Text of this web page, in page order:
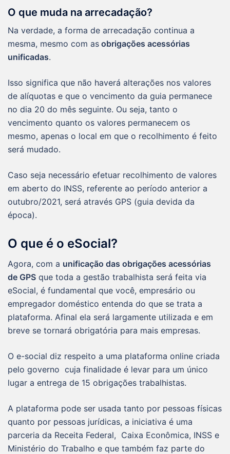
O que muda na arrecadação?
Na verdade, a forma de arrecadação continua a
mesma, mesmo com as obrigações acessórias
unificadas.
Isso significa que não haverá alterações nos valores
de alíquotas e que o vencimento da guia permanece
no dia 20 do mês seguinte. Ou seja, tanto o
vencimento quanto os valores permanecem os
mesmo, apenas o local em que o recolhimento é feito
será mudado.
Caso seja necessário efetuar recolhimento de valores
em aberto do INSS, referente ao período anterior a
outubro/2021, será através GPS (guia devida da
época).
O que é o eSocial?
Agora, com a unificação das obrigações acessórias
de GPS que toda a gestão trabalhista será feita via
eSocial, é fundamental que você, empresário ou
empregador doméstico entenda do que se trata a
plataforma. Afinal ela será largamente utilizada e em
breve se tornará obrigatória para mais empresas.
O e-social diz respeito a uma plataforma online criada
pelo governo cuja finalidade é levar para um único
lugar a entrega de 15 obrigações trabalhistas.
A plataforma pode ser usada tanto por pessoas físicas
quanto por pessoas jurídicas, a iniciativa é uma
parceria da Receita Federal, Caixa Econômica, INSS e
Ministério do Trabalho e que também faz parte do